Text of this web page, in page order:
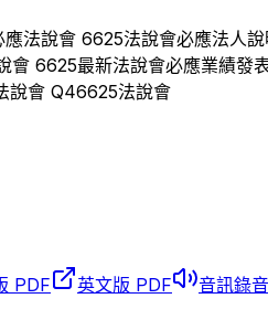
應法說會 6625法說會必應法人
會 6625最新法說會必應業績發
說會 Q46625法說會
PDF 英文版 PDF 音訊錄音